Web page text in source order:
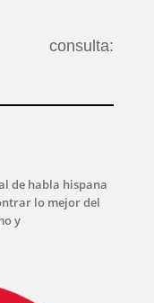
de habla hispana
lo mejor del
y